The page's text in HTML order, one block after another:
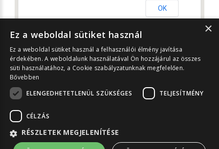
OK
Debreceni Sportcentrum Közhasznú Nonprofit Kft. ©
fenntartva! | Az oldalon szereplő információk felhasználása csak az
üzemeltető engedélyével lehetséges!
Közérdekű adatok
Nyitott állások |Adatkezelési tájékoztató SÜTI
×
Ez a weboldal sütiket használ
Ez a weboldal sütiket használ a felhasználói élmény javítása
érdekében. A weboldalunk használatával Ön hozzájárul az összes
süti használatához, a Cookie szabályzatunknak megfelelően.
Bővebben
ELENGEDHETETLENÜL SZÜKSÉGES
TELJESÍTMÉNY
CÉLZÁS
RÉSZLETEK MEGJELENÍTÉSE